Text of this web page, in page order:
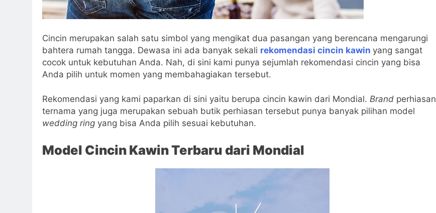
Cincin merupakan salah satu simbol yang mengikat dua pasangan yang berencana mengarungi
bahtera rumah tangga. Dewasa ini ada banyak sekali rekomendasi cincin kawin yang sangat
cocok untuk kebutuhan Anda. Nah, di sini kami punya sejumlah rekomendasi cincin yang bisa
Anda pilih untuk momen yang membahagiakan tersebut.
Rekomendasi yang kami paparkan di sini yaitu berupa cincin kawin dari Mondial. Brand perhiasan
ternama yang juga merupakan sebuah butik perhiasan tersebut punya banyak pilihan model
wedding ring yang bisa Anda pilih sesuai kebutuhan.
Model Cincin Kawin Terbaru dari Mondial